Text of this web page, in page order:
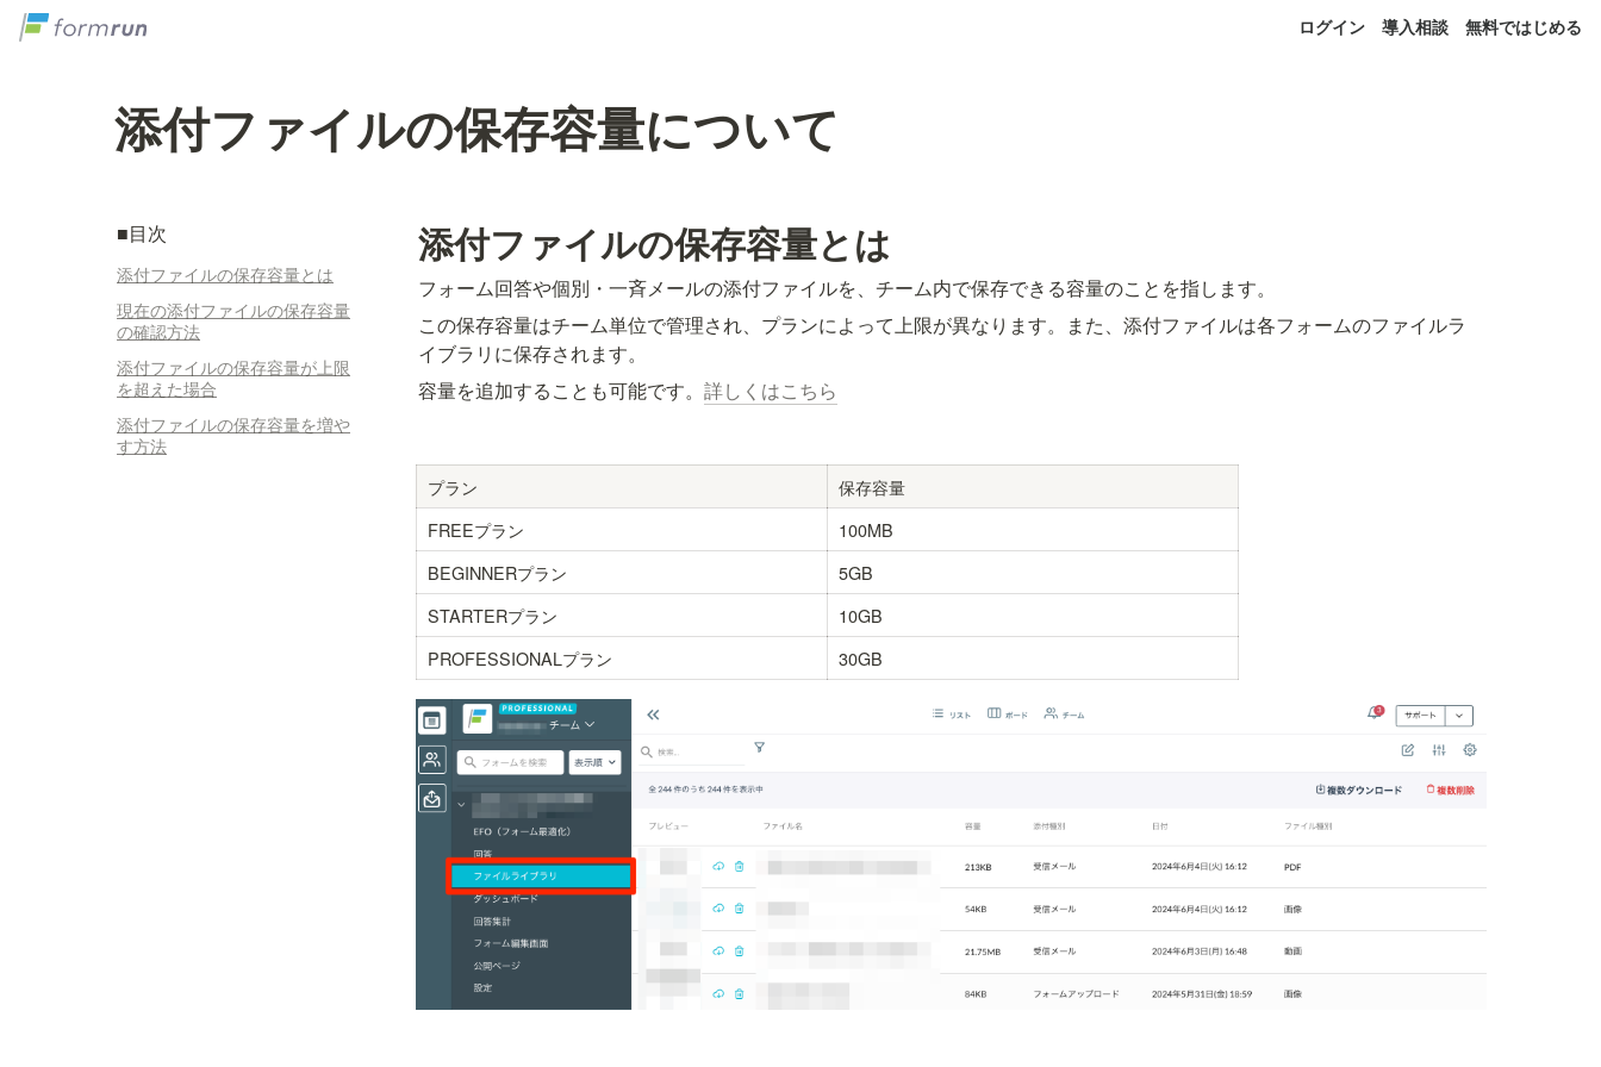
ログイン 導入相談 無料ではじめる
添付ファイルの保存容量について
■目次
添付ファイルの保存容量とは
現在の添付ファイルの保存容量
の確認方法
添付ファイルの保存容量が上限
を超えた場合
添付ファイルの保存容量を増や
す方法
添付ファイルの保存容量とは
フォーム回答や個別・一斉メールの添付ファイルを、チーム内で保存できる容量のことを指します。
この保存容量はチーム単位で管理され、プランによって上限が異なります。また、添付ファイルは各フォームのファイルラ
イブラリに保存されます。
容量を追加することも可能です。詳しくはこちら
プラン
保存容量
FREEプラン
100MB
BEGINNERプラン
5GB
STARTERプラン
10GB
PROFESSIONALプラン
30GB